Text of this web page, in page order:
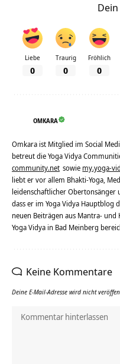
Liebe
0
Traurig
0
Fröhlich
0
OMKARA
Omkara ist Mitglied im Social
betreut die Yoga Vidya
community.net sowie my.yoga-
liebt er vor allem Bhakti-Yoga,
leidenschaftlicher Obertonsänger
dass er im Yoga Vidya
neuen Beiträgen aus Mantra- und
Yoga Vidya in Bad Meinberg
Keine Kommentare
Deine E-Mail-Adresse wird nicht